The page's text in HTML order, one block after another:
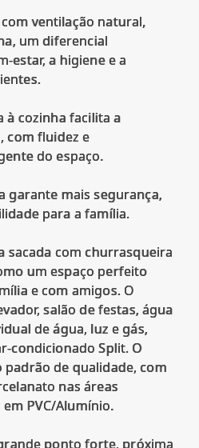
ventilação natural,
um diferencial
estar, a higiene e a
à cozinha facilita a
com fluidez e
do espaço.
garante mais segurança,
para a família.
sacada com churrasqueira
um espaço perfeito
e com amigos. O
salão de festas, água
de água, luz e gás,
condicionado Split. O
de qualidade, com
nas áreas
PVC/Alumínio.
ponto forte, próxima